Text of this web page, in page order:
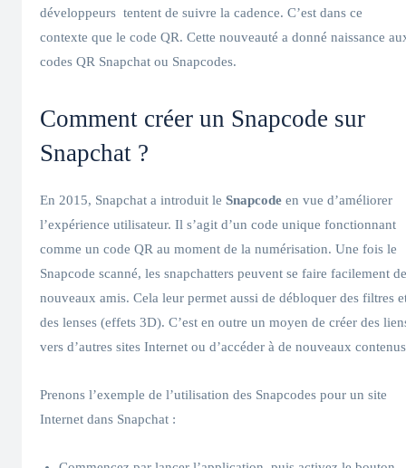
développeurs tentent de suivre la cadence. C’est dans ce
contexte que le code QR. Cette nouveauté a donné naissance
codes QR Snapchat ou Snapcodes.
Comment créer un Snapcode sur
Snapchat ?
En 2015, Snapchat a introduit le Snapcode en vue d’améliorer
l’expérience utilisateur. Il s’agit d’un code unique fonctionnant
comme un code QR au moment de la numérisation. Une fois le
Snapcode scanné, les snapchatters peuvent se faire facilement de
nouveaux amis. Cela leur permet aussi de débloquer des filtres
des lenses (effets 3D). C’est en outre un moyen de créer des
vers d’autres sites Internet ou d’accéder à de nouveaux
Prenons l’exemple de l’utilisation des Snapcodes pour un site
Internet dans Snapchat :